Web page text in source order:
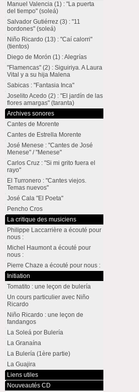
Manuel Valencia (1) : "La puerta
del tiempo" (soleá)
Salvador Gutiérrez (3) : "11
bordones" (soleá)
Niño Ricardo (13) : "Caí calorri"
(tientos)
Diego de Morón (1) : Alegrías
"Flamencas" (2) : Siguiriya. A Laura
Vital y a su hija Malena
Sabicas : "Fantasia Inca"
Joselito Acedo (2) : "El jardín de las
flores amargas" (taranta)
Archives sonores
Cantes de Morente
Cantes de Estrella Morente
José Menese : "Cantes de José
Menese" / "Menese"
Carlos Cruz : "Si mi grito fuera el
rayo"
El Turronero : "Cantes viejos.
Temas nuevos"
José Cala "El Poeta"
Pencho Cros
La critique des musiciens
Philippe Laccarrière a écouté pour
nous :
Michel Haumont a écouté pour
nous :
Pierre Chaze a écouté pour nous :
Initiation
Tomatito : une leçon de bulería
Un cours particulier avec Niño
Ricardo
Niño Ricardo : une leçon de
fandangos
La Soleá por Bulería
La Granaína
La Bulería (1ère partie)
La Guajira
Liens utiles
Nouveautés CD